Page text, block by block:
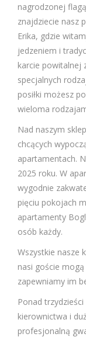
nagrodzonej
znajdziecie nasz
Erika, gdzie
jedzeniem i
karcie powitalnej
specjalnych
posiłki możesz
wieloma
Nad naszym
chcących
apartamentach.
2025 roku. W
wygodnie
pięciu pokojach
apartamenty
osób każdy.
Wszystkie nasze
nasi goście
zapewniamy im
Ponad
kierownictwa i
profesjonalną